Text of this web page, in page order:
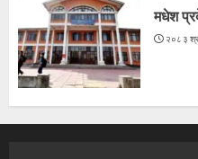
मधेश
२०८३